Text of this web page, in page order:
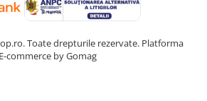
Toate drepturile rezervate. Platforma
E-commerce by Gomag